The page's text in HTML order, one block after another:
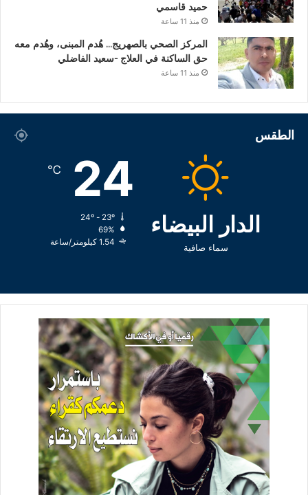
حميد قاسمي
منذ 11 ساعة
المركز الصحي بالصهريج… هُدم المبنى، وهُدم معه
حق الساكنة في العلاج -سعيد الفاضلي
منذ 11 ساعة
الطقس
الدار البيضاء
سماء صافية
24
℃
69%
1.54 كيلومتر/ساعة